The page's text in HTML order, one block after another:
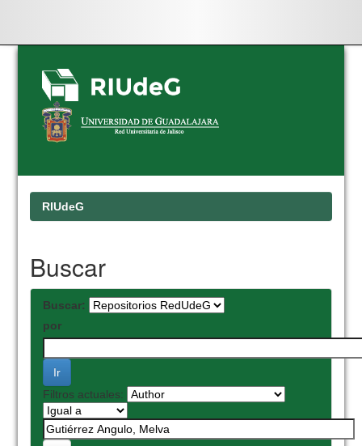
Skip
navigation
RIUdeG
Buscar
Buscar:
por
Filtros actuales: